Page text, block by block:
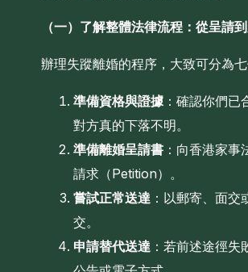
（一）了解整體法律流程：從呈請
辦理失蹤離婚的程序，大致可分為七
準備資格與證據：確認你們已
對方真的下落不明。
準備離婚呈請書：向香港家事
請求（Petition）。
嘗試正常送達 ：以郵寄、面交
交。
申請替代送達 ：若前述途徑失